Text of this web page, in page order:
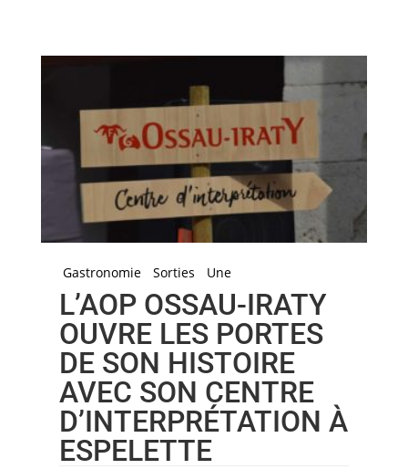
Gastronomie Sorties Une
L’AOP OSSAU-IRATY
OUVRE LES PORTES
DE SON HISTOIRE
AVEC SON CENTRE
D’INTERPRÉTATION À
ESPELETTE